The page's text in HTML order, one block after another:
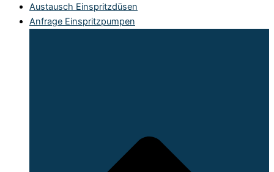
Austausch Einspritzdüsen
Anfrage Einspritzpumpen